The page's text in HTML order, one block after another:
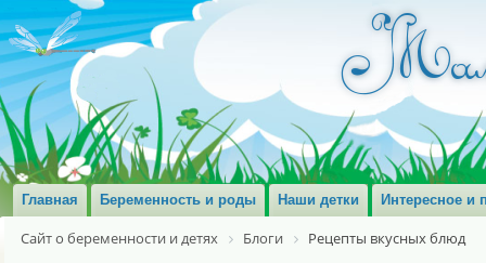
Главная Беременность и роды Наши детки Интересное и
Сайт о беременности и детях Блоги Рецепты вкусных блюд